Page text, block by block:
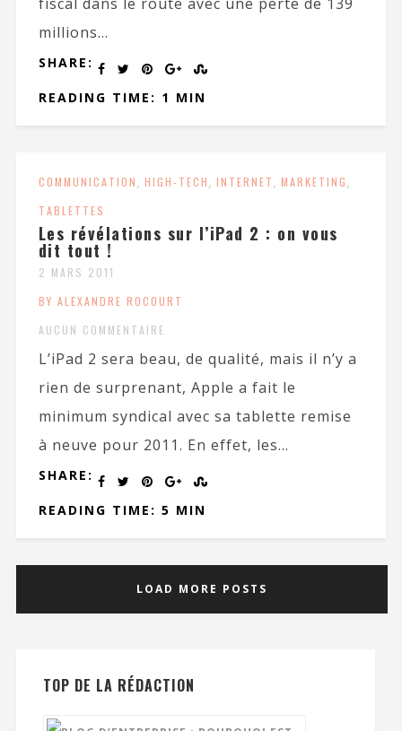
millions...
SHARE:
READING TIME: 1 MIN
COMMUNICATION, HIGH-TECH, INTERNET, MARKETING,
TABLETTES
Les révélations sur l’iPad 2 : on vous
dit tout !
2 MARS 2011
BY ALEXANDRE ROCOURT
AUCUN COMMENTAIRE
L’iPad 2 sera beau, de qualité, mais il n’y a
rien de surprenant, Apple a fait le
minimum syndical avec sa tablette remise
à neuve pour 2011. En effet, les...
SHARE:
READING TIME: 5 MIN
LOAD MORE POSTS
TOP DE LA RÉDACTION